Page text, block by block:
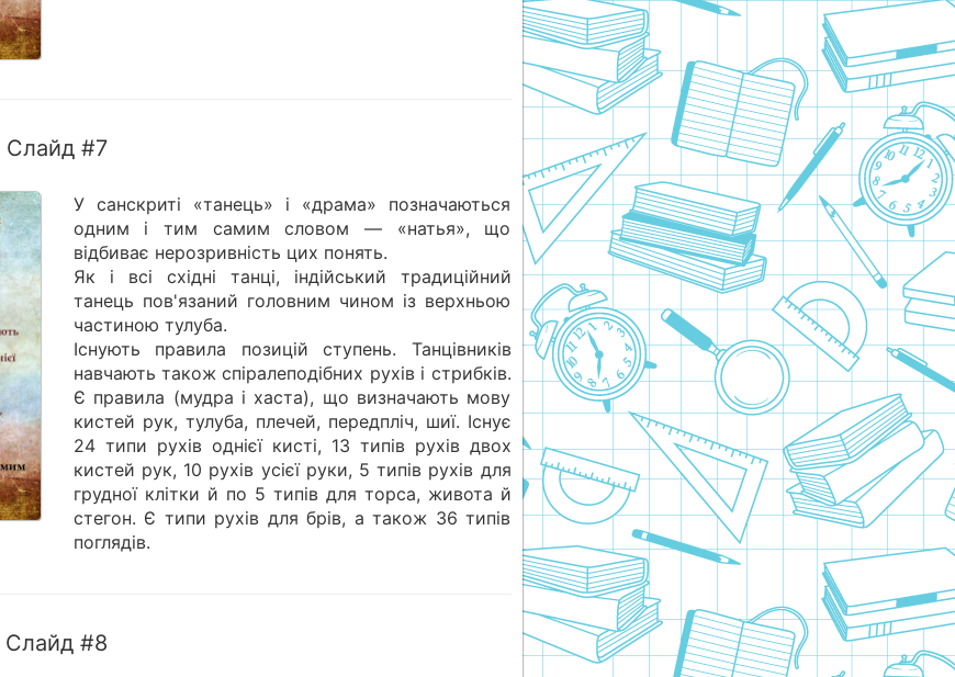
Слайд #7
У санскриті «танець» і «драма» позначаються
одним і тим самим словом — «натья», що
відбиває нерозривність цих понять.
Як і всі східні танці, індійський традиційний
танець пов'язаний головним чином із верхньою
частиною тулуба.
Існують правила позицій ступень. Танцівників
навчають також спіралеподібних рухів і стрибків.
Є правила (мудра і хаста), що визначають мову
кистей рук, тулуба, плечей, передпліч, шиї. Існує
24 типи рухів однієї кисті, 13 типів рухів двох
кистей рук, 10 рухів усієї руки, 5 типів рухів для
грудної клітки й по 5 типів для торса, живота й
стегон. Є типи рухів для брів, а також 36 типів
поглядів.
Слайд #8